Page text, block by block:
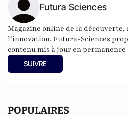
Futura Sciences
Magazine online de la découverte,
l’innovation, Futura-Sciences
contenu mis à jour en
SUIVRE
POPULAIRES